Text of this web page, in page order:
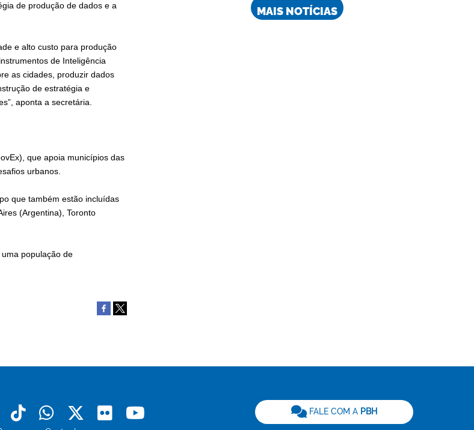
de produção de dados e a
e alto custo para produção
de Inteligência
as cidades, produzir dados
de estratégia e
aponta a secretária.
que apoia municípios das
urbanos.
que também estão incluídas
(Argentina), Toronto
população de
MAIS NOTÍCIAS
LinkedinTiktokWhatsapp
X Flickr FALE COM A PBH